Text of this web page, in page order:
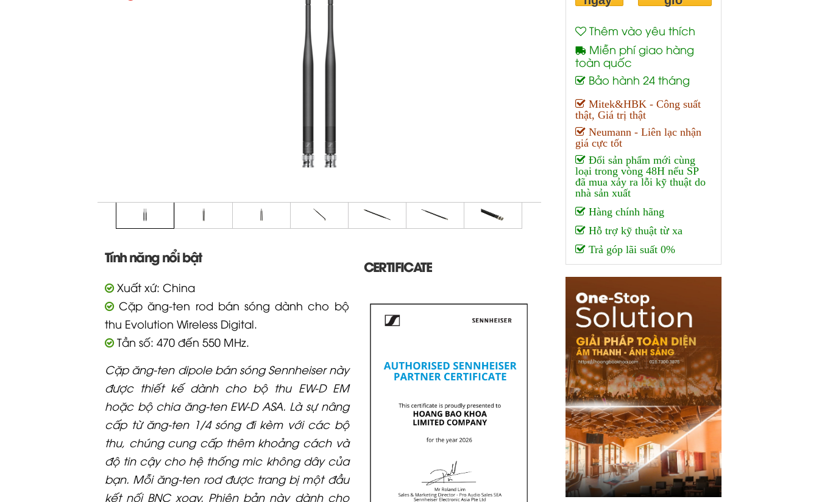
Tính năng nổi bật
Xuất xứ: China
Cặp ăng-ten rod bán sóng dành cho bộ
thu Evolution Wireless Digital.
Tần số: 470 đến 550 MHz.
Cặp ăng-ten dipole bán sóng Sennheiser này
được thiết kế dành cho bộ thu EW-D EM
hoặc bộ chia ăng-ten EW-D ASA. Là sự nâng
cấp từ ăng-ten 1/4 sóng đi kèm với các bộ
thu, chúng cung cấp thêm khoảng cách và
độ tin cậy cho hệ thống mic không dây của
bạn. Mỗi ăng-ten rod được trang bị một đầu
kết nối BNC xoay. Phiên bản này dành cho
CERTIFICATE
Thêm vào yêu thích
Miễn phí giao hàng
toàn quốc
Bảo hành 24 tháng
Mitek&HBK - Công suất
thật, Giá trị thật
Neumann - Liên lạc nhận
giá cực tốt
Đổi sản phẩm mới cùng
loại trong vòng 48H nếu SP
đã mua xảy ra lỗi kỹ thuật do
nhà sản xuất
Hàng chính hãng
Hỗ trợ kỹ thuật từ xa
Trả góp lãi suất 0%